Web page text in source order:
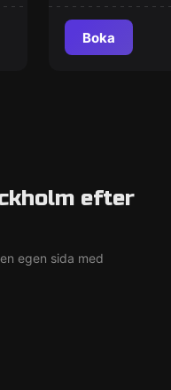
Boka
efter
egen sida med